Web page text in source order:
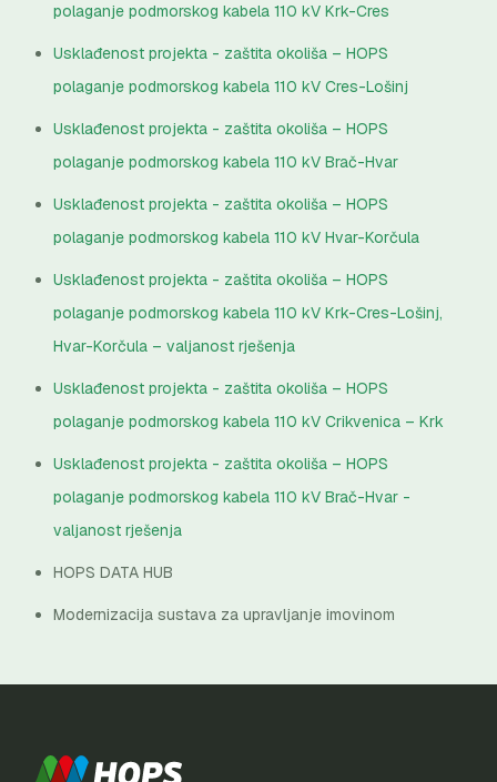
polaganje podmorskog kabela 110 kV Krk-Cres
Usklađenost projekta - zaštita okoliša – HOPS
polaganje podmorskog kabela 110 kV Cres-Lošinj
Usklađenost projekta - zaštita okoliša – HOPS
polaganje podmorskog kabela 110 kV Brač-Hvar
Usklađenost projekta - zaštita okoliša – HOPS
polaganje podmorskog kabela 110 kV Hvar-Korčula
Usklađenost projekta - zaštita okoliša – HOPS
polaganje podmorskog kabela 110 kV Krk-Cres-Lošinj,
Hvar-Korčula – valjanost rješenja
Usklađenost projekta - zaštita okoliša – HOPS
polaganje podmorskog kabela 110 kV Crikvenica – Krk
Usklađenost projekta - zaštita okoliša – HOPS
polaganje podmorskog kabela 110 kV Brač-Hvar -
valjanost rješenja
HOPS DATA HUB
Modernizacija sustava za upravljanje imovinom